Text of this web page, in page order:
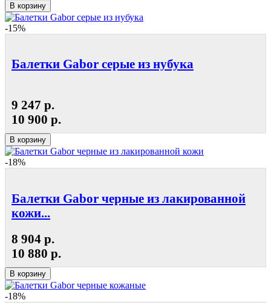
В корзину
-15%
Балетки Gabor серые из нубука
9 247 р.
10 900 р.
В корзину
-18%
Балетки Gabor черные из лакированной
кожи...
8 904 р.
10 880 р.
В корзину
-18%